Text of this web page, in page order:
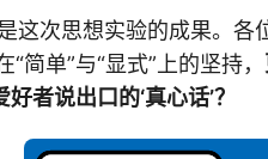
这次思想实验的成果。
“简单”与“显式”上的坚持，
者说出口的‘真心话’？